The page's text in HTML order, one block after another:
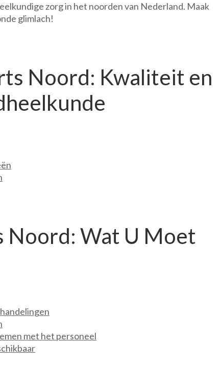
zorg in het noorden van Nederland. Maak
glimlach!
Noord: Kwaliteit en
Noord: Wat U Moet
met het personeel